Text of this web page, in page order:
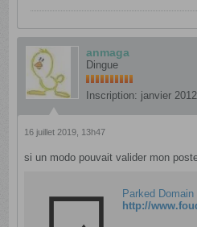
anmaga
Dingue
Inscription: janvier 2012
16 juillet 2019, 13h47
si un modo pouvait valider mon